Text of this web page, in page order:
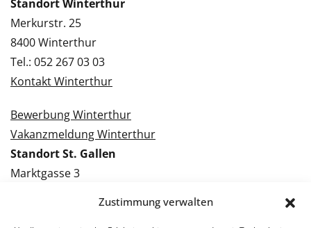
Zustimmung verwalten
Standort Winterthur
Merkurstr. 25
8400 Winterthur
Tel.: 052 267 03 03
Kontakt Winterthur
Bewerbung Winterthur
Vakanzmeldung Winterthur
Standort St. Gallen
Marktgasse 3